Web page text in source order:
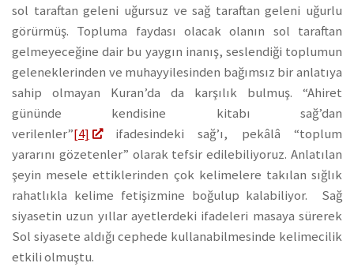
sol taraftan geleni uğursuz ve sağ taraftan geleni uğurlu
görürmüş. Topluma faydası olacak olanın sol taraftan
gelmeyeceğine dair bu yaygın inanış, seslendiği toplumun
geleneklerinden ve muhayyilesinden bağımsız bir anlatıya
sahip olmayan Kuran’da da karşılık bulmuş. “Ahiret
gününde kendisine kitabı sağ’dan
verilenler”[4]
ifadesindeki sağ’ı, pekâlâ “toplum
yararını gözetenler” olarak tefsir edilebiliyoruz. Anlatılan
şeyin mesele ettiklerinden çok kelimelere takılan sığlık
rahatlıkla kelime fetişizmine boğulup kalabiliyor. Sağ
siyasetin uzun yıllar ayetlerdeki ifadeleri masaya sürerek
Sol siyasete aldığı cephede kullanabilmesinde kelimecilik
etkili olmuştu.